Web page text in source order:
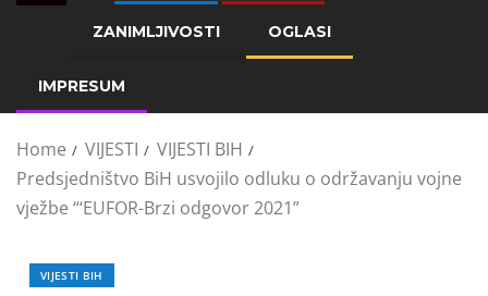
ZANIMLJIVOSTI OGLASI
IMPRESUM
Home VIJESTI
VIJESTI BIH
Predsjedništvo BiH usvojilo odluku o održavanju vojne
vježbe “‘EUFOR-Brzi odgovor 2021”
VIJESTI BIH